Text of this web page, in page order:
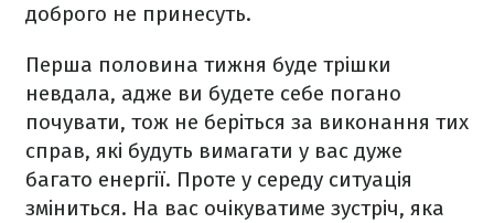
доброго не принесуть.
Перша половина тижня буде трішки
невдала, адже ви будете себе погано
почувати, тож не беріться за виконання тих
справ, які будуть вимагати у вас дуже
багато енергії. Проте у середу ситуація
зміниться. На вас очікуватиме зустріч, яка